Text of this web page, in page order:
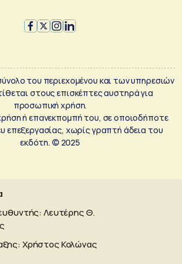
του περιεχομένου και των υπηρεσιών
στους επισκέπτες αυστηρά για
προσωπική χρήση.
ή επανεκπομπή του, σε οποιοδήποτε
επεξεργασίας, χωρίς γραπτή άδεια του
εκδότη. © 2025
Λευτέρης Θ.
Χρήστος Κολώνας